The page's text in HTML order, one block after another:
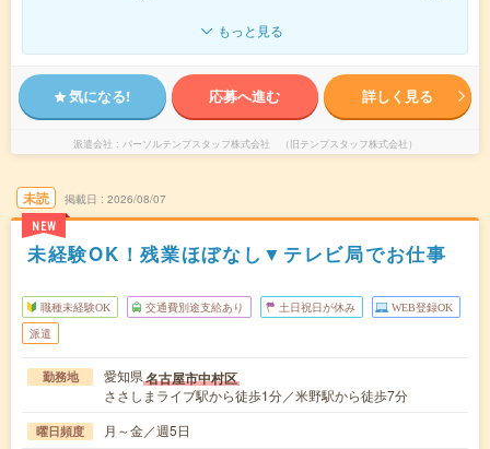
もっと見る
気になる! 応募へ進む 詳しく見る
派遣会社 パーソルテンプスタッフ株式会社 （旧テンプスタッフ株式会社）
未読
NEW
掲載日 2026/08/07
未経験OK！残業ほぼなし▼テレビ局でお仕事
職種未経験OK 交通費別途支給あり 土日祝日が休み WEB登録OK
派遣
勤務地 愛知県名古屋市中村区
ささしまライブ駅から徒歩1分／米野駅から徒歩7分
曜日頻度 月～金／週5日